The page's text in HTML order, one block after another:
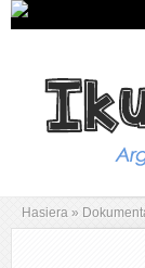
Hasiera »